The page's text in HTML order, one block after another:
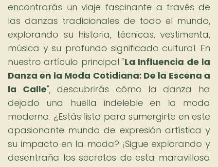
encontrarás un viaje fascinante a través de
las danzas tradicionales de todo el mundo,
explorando su historia, técnicas, vestimenta,
música y su profundo significado cultural. En
nuestro artículo principal "La Influencia de la
Danza en la Moda Cotidiana: De la Escena a
la Calle", descubrirás cómo la danza ha
dejado una huella indeleble en la moda
moderna. ¿Estás listo para sumergirte en este
apasionante mundo de expresión artística y
su impacto en la moda? ¡Sigue explorando y
desentraña los secretos de esta maravillosa